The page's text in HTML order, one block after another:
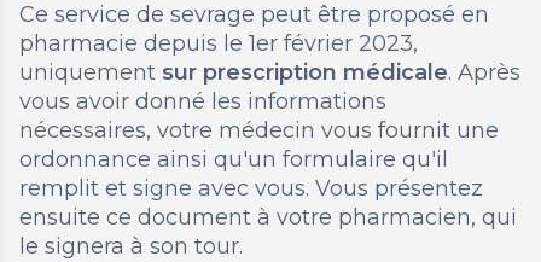
Ce service de sevrage peut être proposé en
pharmacie depuis le 1er février 2023,
uniquement sur prescription médicale. Après
vous avoir donné les informations
nécessaires, votre médecin vous fournit une
ordonnance ainsi qu'un formulaire qu'il
remplit et signe avec vous. Vous présentez
ensuite ce document à votre pharmacien, qui
le signera à son tour.